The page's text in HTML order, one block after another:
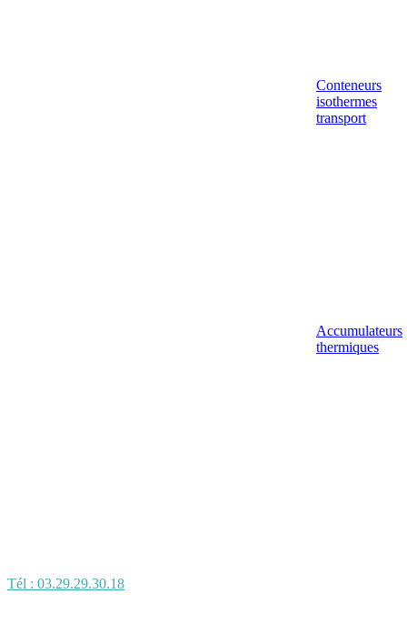
Conteneurs
isothermes
transport
Accumulateurs
thermiques
Tél : 03.29.29.30.18